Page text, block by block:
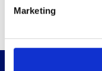
Marketing